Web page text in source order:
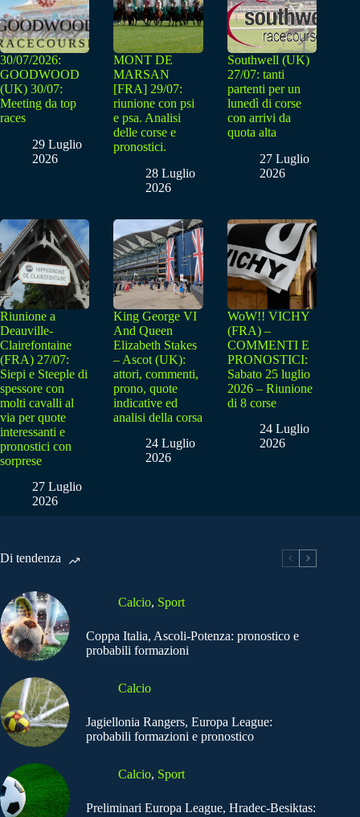
30/07/2026:
GOODWOOD
(UK) 30/07:
Meeting da top
races
29 Luglio
2026
MONT DE
MARSAN
[FRA] 29/07:
riunione con psi
e psa. Analisi
delle corse e
pronostici.
28 Luglio
2026
Southwell (UK)
27/07: tanti
partenti per un
lunedì di corse
con arrivi da
quota alta
27 Luglio
2026
Riunione a
Deauville-
Clairefontaine
(FRA) 27/07:
Siepi e Steeple di
spessore con
molti cavalli al
via per quote
interessanti e
pronostici con
sorprese
27 Luglio
2026
King George VI
And Queen
Elizabeth Stakes
– Ascot (UK):
attori, commenti,
prono, quote
indicative ed
analisi della corsa
24 Luglio
2026
WoW!! VICHY
(FRA) –
COMMENTI E
PRONOSTICI:
Sabato 25 luglio
2026 – Riunione
di 8 corse
24 Luglio
2026
Di tendenza
Calcio, Sport
Coppa Italia, Ascoli-Potenza: pronostico e
probabili formazioni
Calcio
Jagiellonia Rangers, Europa League:
probabili formazioni e pronostico
Calcio, Sport
Preliminari Europa League, Hradec-Besiktas: